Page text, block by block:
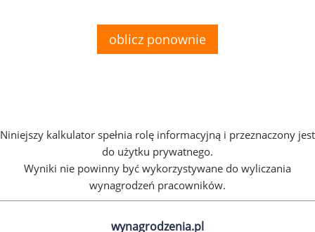
oblicz ponownie
Niniejszy kalkulator spełnia rolę informacyjną i przeznaczony jest
do użytku prywatnego.
Wyniki nie powinny być wykorzystywane do wyliczania
wynagrodzeń pracowników.
wynagrodzenia.pl